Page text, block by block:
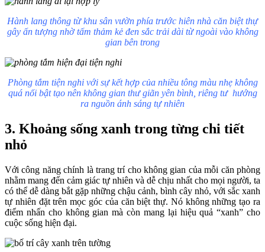
Hành lang thông từ khu sân vườn phía trước hiên nhà căn biệt thự
gây ấn tượng nhờ tấm thảm kẻ đen sắc trải dài từ ngoài vào không
gian bên trong
Phòng tắm tiện nghi với sự kết hợp của nhiều tông màu nhẹ không
quá nổi bật tạo nên không gian thư giãn yên bình, riêng tư hướng
ra nguồn ánh sáng tự nhiên
3. Khoảng sống xanh trong từng chi tiết
nhỏ
Với công năng chính là trang trí cho không gian của mỗi căn phòng
nhằm mang đến cảm giác tự nhiên và dễ chịu nhất cho mọi người, ta
có thể dễ dàng bắt gặp những chậu cảnh, bình cây nhỏ, với sắc xanh
tự nhiên đặt trên mọc góc của căn biệt thự. Nó không những tạo ra
điểm nhấn cho không gian mà còn mang lại hiệu quả “xanh” cho
cuộc sống hiện đại.